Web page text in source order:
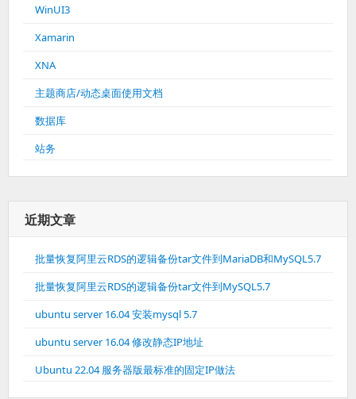
WinUI3
Xamarin
XNA
主题商店/动态桌面使用文档
数据库
站务
近期文章
批量恢复阿里云RDS的逻辑备份tar文件到MariaDB和MySQL5.7
批量恢复阿里云RDS的逻辑备份tar文件到MySQL5.7
ubuntu server 16.04 安装mysql 5.7
ubuntu server 16.04 修改静态IP地址
Ubuntu 22.04 服务器版最标准的固定IP做法